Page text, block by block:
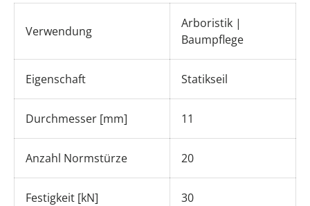
Verwendung
Arboristik |
Baumpflege
Eigenschaft Statikseil
Durchmesser [mm] 11
Anzahl Normstürze 20
Festigkeit [kN] 30